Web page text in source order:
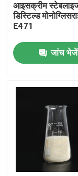
हमारे बारे में
कारखाना भ्रमण
संपर्क करें
एक उद्धरण का
आइसक्रीम
डिस्टिल्ड
E471
जांच भेजें